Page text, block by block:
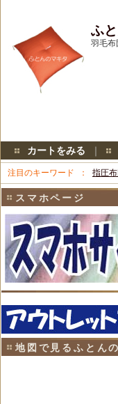
ふ
羽毛
カートをみる ｜
注目のキーワード 指圧布
スマホページ
地図で見るふとん